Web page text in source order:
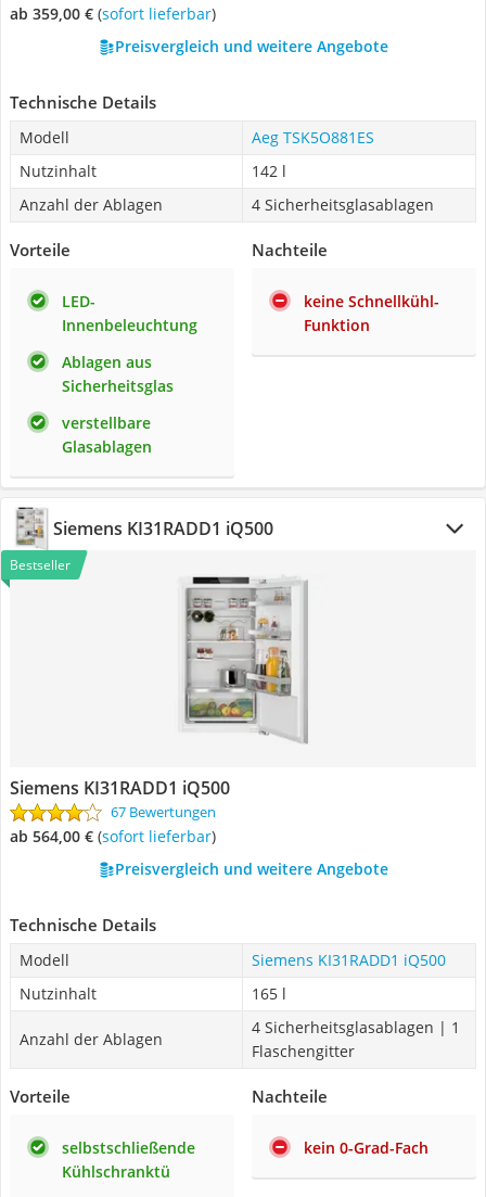
ab 359,00 € ( Sofort lieferbar)
Preisvergleich und weitere Angebote
Technische Details
Modell
Aeg TSK5O881ES
Nutzinhalt
142 l
Anzahl der Ablagen
4 Sicherheitsglasablagen
Vorteile
LED-
Innenbeleuchtung
Ablagen aus
Sicherheitsglas
verstellbare
Glasablagen
Nachteile
keine Schnellkühl-
Funktion
Siemens KI31RADD1 iQ500
Bestseller
Siemens KI31RADD1 iQ500
67 Bewertungen
ab 564,00 € ( Sofort lieferbar)
Preisvergleich und weitere Angebote
Technische Details
Modell
Siemens KI31RADD1 iQ500
Nutzinhalt
165 l
Anzahl der Ablagen
4 Sicherheitsglasablagen | 1
Flaschengitter
Vorteile
selbstschließende
Kühlschranktü
Nachteile
kein 0-Grad-Fach